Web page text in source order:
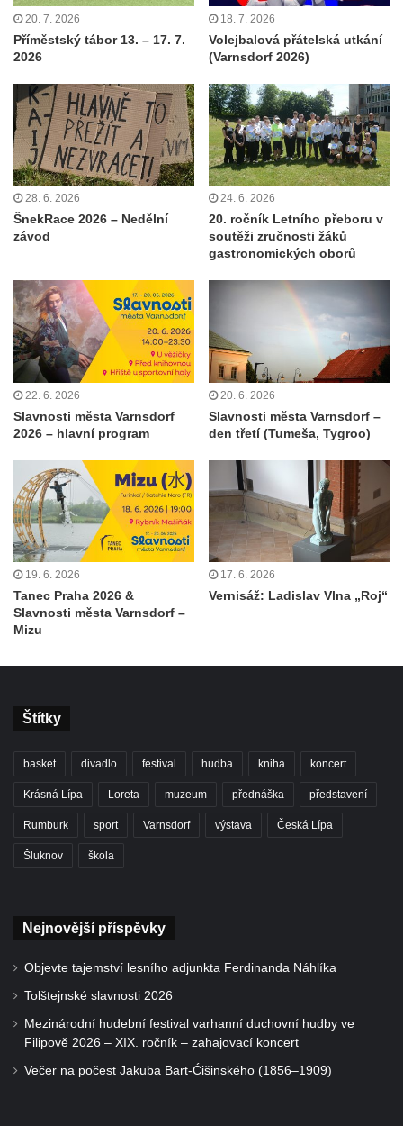
20. 7. 2026
Příměstský tábor 13. – 17. 7.
2026
18. 7. 2026
Volejbalová přátelská utkání
(Varnsdorf 2026)
28. 6. 2026
ŠnekRace 2026 – Nedělní
závod
24. 6. 2026
20. ročník Letního přeboru v
soutěži zručnosti žáků
gastronomických oborů
22. 6. 2026
Slavnosti města Varnsdorf
2026 – hlavní program
20. 6. 2026
Slavnosti města Varnsdorf –
den třetí (Tumeša, Tygroo)
19. 6. 2026
Tanec Praha 2026 &
Slavnosti města Varnsdorf –
Mizu
17. 6. 2026
Vernisáž: Ladislav Vlna „Roj“
Štítky
basket divadlo festival hudba kniha koncert
Krásná Lípa Loreta muzeum přednáška představení
Rumburk sport Varnsdorf výstava Česká Lípa
Šluknov škola
Nejnovější příspěvky
Objevte tajemství lesního adjunkta Ferdinanda Náhlíka
Tolštejnské slavnosti 2026
Mezinárodní hudební festival varhanní duchovní hudby ve
Filipově 2026 – XIX. ročník – zahajovací koncert
Večer na počest Jakuba Bart-Ćišinského (1856–1909)